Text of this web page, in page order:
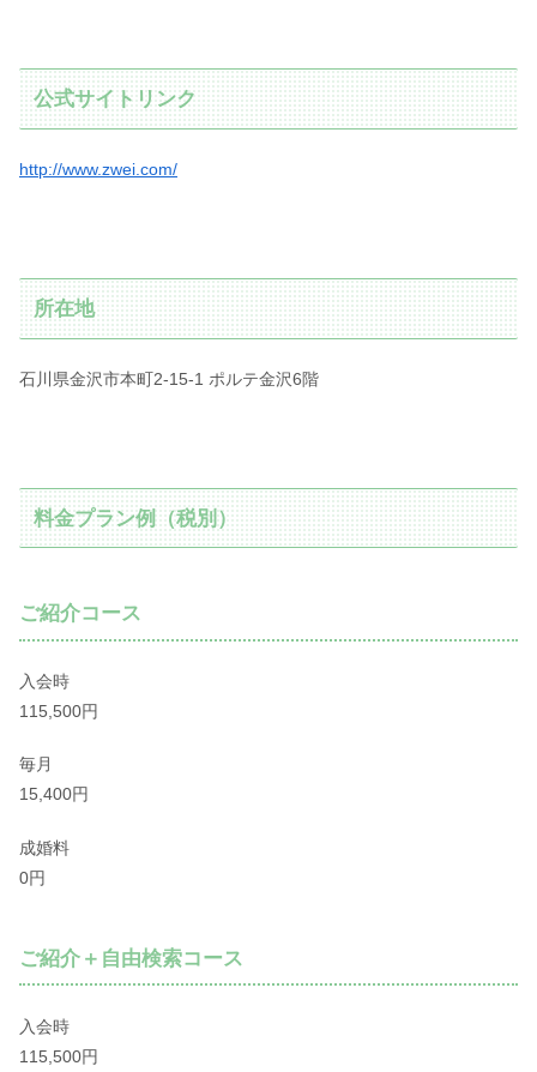
公式サイトリンク
http://www.zwei.com/
所在地
石川県金沢市本町2-15-1 ポルテ金沢6階
料金プラン例（税別）
ご紹介コース
入会時
115,500円
毎月
15,400円
成婚料
0円
ご紹介＋自由検索コース
入会時
115,500円